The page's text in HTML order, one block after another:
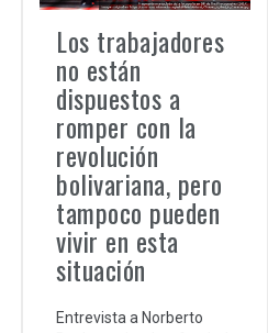
Los trabajadores
no están
dispuestos a
romper con la
revolución
bolivariana, pero
tampoco pueden
vivir en esta
situación
Entrevista a Norberto